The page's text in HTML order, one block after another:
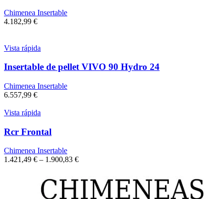
Chimenea Insertable
4.182,99 €
Vista rápida
Insertable de pellet VIVO 90 Hydro 24
Chimenea Insertable
6.557,99 €
Vista rápida
Rcr Frontal
Chimenea Insertable
1.421,49 € – 1.900,83 €